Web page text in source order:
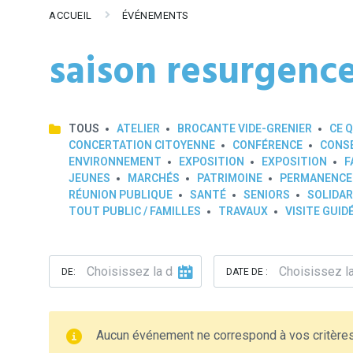
ACCUEIL ÉVÉNEMENTS
saison
TOUS ATELIER BROCANTE VIDE-GRENIER CE
CONCERTATION CITOYENNE
CONFÉRENCE
ENVIRONNEMENT
EXPOSITION EXPOSITION
JEUNES
MARCHÉS PATRIMOINE
RÉUNION PUBLIQUE
SANTÉ SENIORS
TOUT PUBLIC / FAMILLES
TRAVAUX VISITE
DE: DATE DE :
Aucun événement ne correspond à vos